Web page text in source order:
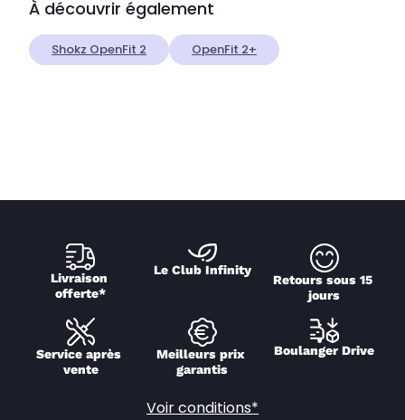
À découvrir également
Shokz OpenFit 2 OpenFit 2+
Livraison
offerte*
Le Club Infinity
Retours sous 15
jours
Service après
vente
Meilleurs prix
garantis
Boulanger Drive
Voir conditions*